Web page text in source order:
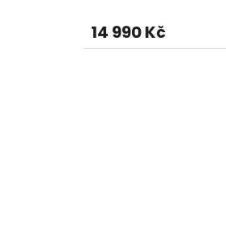
je
5,0
14 990 Kč